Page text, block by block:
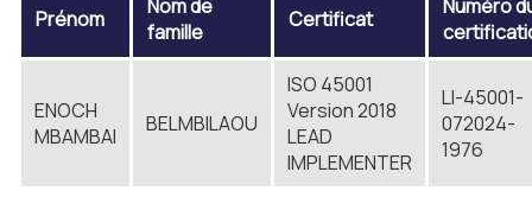
Prénom
Nom de
famille
Certificat
Numéro
ENOCH
MBAMBAI
BELMBILAOU
ISO 45001
Version 2018
LEAD
IMPLEMENTER
LI-45001-
072024-
1976